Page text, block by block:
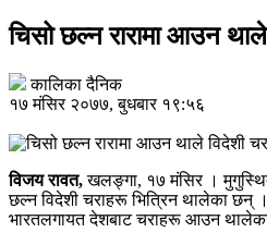
चिसो छल्न रारामा आउन थाले
कालिका दैनिक
१७ मंसिर २०७७, बुधबार १९:५६
विजय रावत,खलङ्गा, १७ मंसिर । मुगुस्थित
छल्न विदेशी चराहरू भित्रिन थालेका छन् ।
भारतलगायत देशबाट चराहरू आउन